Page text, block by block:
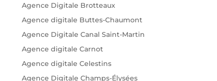
Agence Digitale Brotteaux
Agence digitale Buttes-Chaumont
Agence Digitale Canal Saint-Martin
Agence digitale Carnot
Agence digitale Celestins
Agence Digitale Champs-Élysées